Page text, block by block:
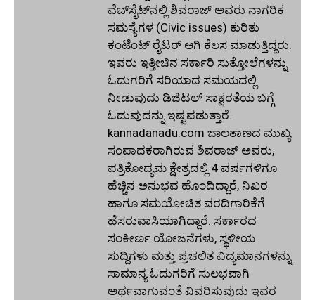
ವೆಬ್‌ಸೈಟ್‌ನಲ್ಲಿ ಶಿವರಾಜ್ ಅವರು ನಾಗರಿಕ
ಸಮಸ್ಯೆಗಳ (Civic issues) ಕುರಿತು
ಕಂಟೆಂಟ್ ರೈಟರ್ ಆಗಿ ಕೆಲಸ ಮಾಡುತ್ತಿದ್ದರು.
ಇವರು ಇತ್ತೀಚಿನ ಸರ್ಕಾರಿ ಸುತ್ತೋಲೆಗಳನ್ನು
ಓದುಗರಿಗೆ ಸರಿಯಾದ ಸಮಯದಲ್ಲಿ
ನೀಡುವುದು ಡಿಜಿಟಲ್ ಸಾಕ್ಷರತೆಯ ಬಗ್ಗೆ
ಓದುವುದನ್ನು ಇಷ್ಟಪಡುತ್ತಾರೆ.
kannadanadu.com ಜಾಲತಾಣದ ಮುಖ್ಯ
ಸಂಪಾದಕರಾಗಿರುವ ಶಿವರಾಜ್ ಅವರು,
ಪತ್ರಿಕೋದ್ಯಮ ಕ್ಷೇತ್ರದಲ್ಲಿ 4 ವರ್ಷಗಳಿಗೂ
ಹೆಚ್ಚಿನ ಅನುಭವ ಹೊಂದಿದ್ದಾರೆ, ನಿಖರ
ಹಾಗೂ ಸಮಯೋಚಿತ ವರದಿಗಾರಿಕೆಗೆ
ಹೆಸರುವಾಸಿಯಾಗಿದ್ದಾರೆ. ಸರ್ಕಾರದ
ಸಂಕೀರ್ಣ ಯೋಜನೆಗಳು, ಸ್ಥಳೀಯ
ಸುದ್ದಿಗಳು ಮತ್ತು ಪ್ರಚಲಿತ ವಿದ್ಯಮಾನಗಳನ್ನು
ಸಾಮಾನ್ಯ ಓದುಗರಿಗೆ ಸುಲಭವಾಗಿ
ಅರ್ಥವಾಗುವಂತೆ ವಿವರಿಸುವುದು ಇವರ